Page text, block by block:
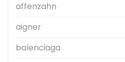
affenzahn
aigner
balenciaga